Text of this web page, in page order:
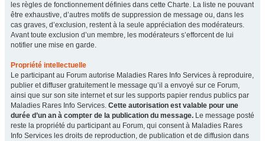
les règles de fonctionnement définies dans cette Charte. La liste ne pouvant
être exhaustive, d’autres motifs de suppression de message ou, dans les
cas graves, d’exclusion, restent à la seule appréciation des modérateurs.
Avant toute exclusion d’un membre, les modérateurs s’efforcent de lui
notifier une mise en garde.
Propriété intellectuelle
Le participant au Forum autorise Maladies Rares Info Services à reproduire,
publier et diffuser gratuitement le message qu’il a envoyé sur ce Forum,
ainsi que sur son site internet et sur les supports papier rendus publics par
Maladies Rares Info Services. Cette autorisation est valable pour une
durée d’un an à compter de la publication du message. Le message posté
reste la propriété du participant au Forum, qui consent à Maladies Rares
Info Services les droits de reproduction, de publication et de diffusion dans